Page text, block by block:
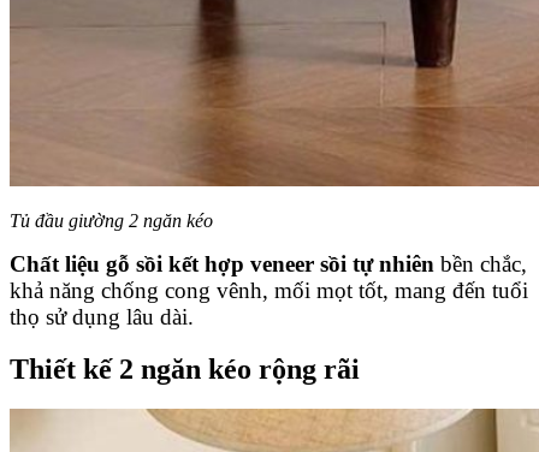
Tủ đầu giường 2 ngăn kéo
Chất liệu gỗ sồi kết hợp veneer sồi tự nhiên bền chắc,
khả năng chống cong vênh, mối mọt tốt, mang đến tuổi
thọ sử dụng lâu dài.
Thiết kế 2 ngăn kéo rộng rãi